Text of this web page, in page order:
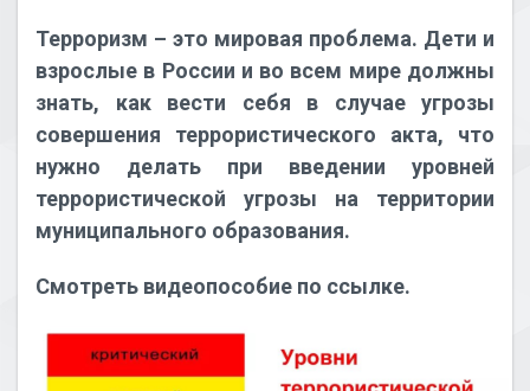
Терроризм – это мировая проблема. Дети и
взрослые в России и во всем мире должны
знать, как вести себя в случае угрозы
совершения террористического акта, что
нужно делать при введении уровней
террористической угрозы на территории
муниципального образования.
Смотреть видеопособие по ссылке.